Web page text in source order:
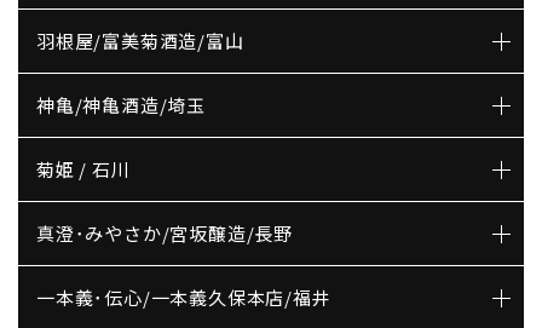
羽根屋/富美菊酒造/富山
神亀/神亀酒造/埼玉
菊姫 / 石川
真澄･みやさか/宮坂醸造/長野
一本義･伝心/一本義久保本店/福井